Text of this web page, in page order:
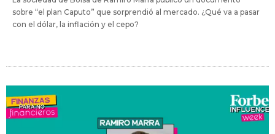
sobre “el plan Caputo” que sorprendió al mercado. ¿Qué va a pasar
con el dólar, la inflación y el cepo?